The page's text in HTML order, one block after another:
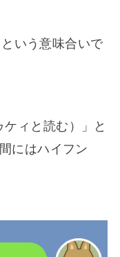
いう意味合いで
ィと読む）」と
にはハイフン